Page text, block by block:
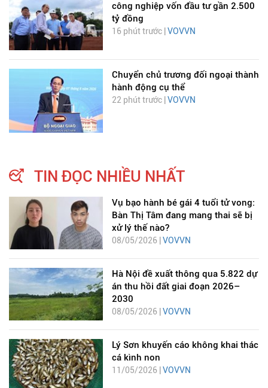
công nghiệp vốn đầu tư gần 2.500
tỷ đồng
16 phút trước | VOVVN
Chuyển chủ trương đối ngoại thành
hành động cụ thể
22 phút trước | VOVVN
TIN ĐỌC NHIỀU NHẤT
Vụ bạo hành bé gái 4 tuổi tử vong:
Bàn Thị Tâm đang mang thai sẽ bị
xử lý thế nào?
08/05/2026 | VOVVN
Hà Nội đề xuất thông qua 5.822 dự
án thu hồi đất giai đoạn 2026–
2030
08/05/2026 | VOVVN
Lý Sơn khuyến cáo không khai thác
cá kình non
11/05/2026 | VOVVN